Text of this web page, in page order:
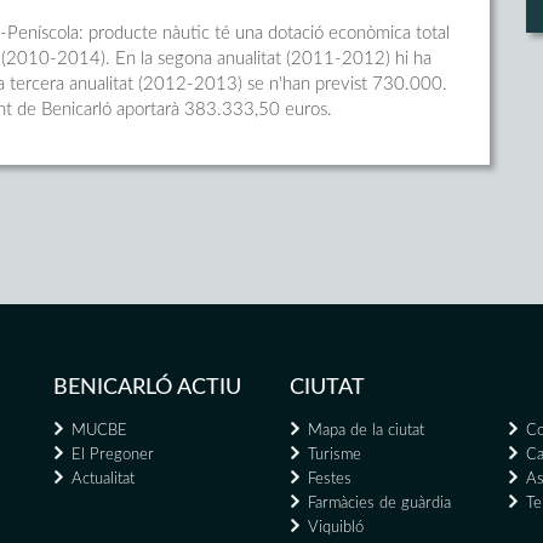
producte nàutic té una dotació econòmica total
2014). En la segona anualitat (2011-2012) hi ha
anualitat (2012-2013) se n'han previst 730.000.
de Benicarló aportarà 383.333,50 euros.
BENICARLÓ ACTIU
MUCBE
El Pregoner
Actualitat
CIUTAT
Mapa de la ciutat
Turisme
Festes
Farmàcies de guàrdia
Viquibló